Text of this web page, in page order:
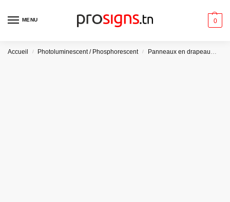
MENU 0
Accueil / Photoluminescent / Phosphorescent / Panneaux en drapeau